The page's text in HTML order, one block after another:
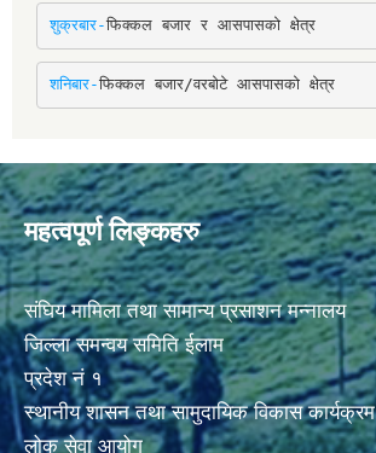
शुक्रबार-फिक्कल बजार र आसपासको क्षेत्र
शनिबार-फिक्कल बजार/वरबोटे आसपासको क्षेत्र
महत्वपूर्ण लिङ्कहरु
संघिय मामिला तथा सामान्य प्रसाशन मन्नालय
जिल्ला समन्वय समिति ईलाम
प्रदेश नं १
स्थानीय शासन तथा सामुदायिक विकास कार्यक्रम
लोक सेवा आयोग